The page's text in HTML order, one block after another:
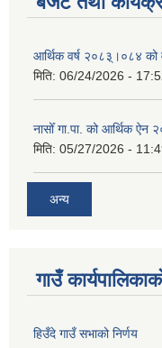
आर्थिक वर्ष २०८३्।०८४ को
मिति: 06/24/2026 -
नासोँ गा.पा. को आर्थिक ऐन
मिति: 05/27/2026 -
अन्य
गाउँ
हिउँदे गाउँ सभाको निर्णय